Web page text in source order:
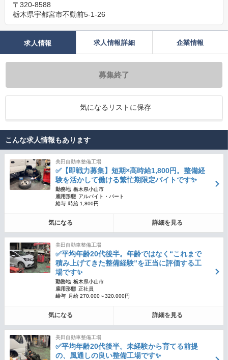
〒320-8588
栃木県宇都宮市不動前5-1-26
求人情報 求人情報詳細 企業情報
募集終了
気になるリストに保存
こんな求人情報もあります
美田自動車整備工場
✅【即戦力募集】短期×高時給1,800円。整備経
験を活かして働ける繁忙期限定バイトです✨
勤務地 栃木県小山市
雇用形態 アルバイト・パート
給与 時給 1,800円
気になる 詳細を見る
美田自動車整備工場
✅平均年齢20代後半。年齢ではなく“これまで
積み上げてきた整備経験”を正当に評価する工
場です✨
勤務地 栃木県小山市
雇用形態 正社員
給与
月給 270,000～320,000円
気になる 詳細を見る
美田自動車整備工場
✅平均年齢20代後半。未経験から育てる前提
の、風通しの良い整備工場です✨